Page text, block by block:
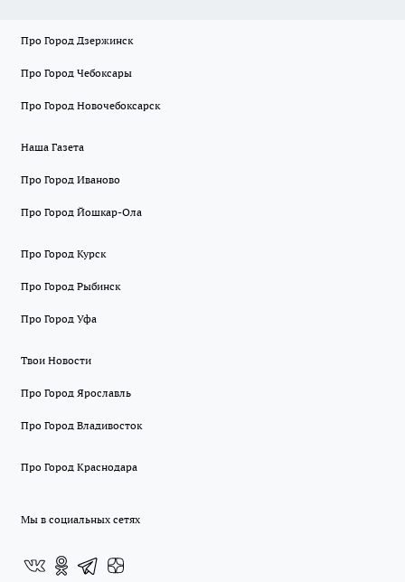
Про Город Дзержинск
Про Город Чебоксары
Про Город Новочебоксарск
Наша Газета
Про Город Иваново
Про Город Йошкар-Ола
Про Город Курск
Про Город Рыбинск
Про Город Уфа
Твои Новости
Про Город Ярославль
Про Город Владивосток
Про Город Краснодара
Мы в социальных сетях